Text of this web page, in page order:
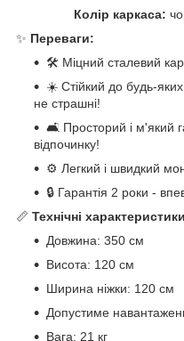
Колір каркаса:
✨ Переваги:
🛠️ Міцний сталевий
☀️ Стійкий до будь-
не страшні!
🛋️ Просторий і м'який
відпочинку!
⚙️ Легкий і швидкий
🔒 Гарантія 2 роки -
📏 Технічні
Довжина: 350 см
Висота: 120 см
Ширина ніжки: 120 см
Допустиме
Вага: 21 кг